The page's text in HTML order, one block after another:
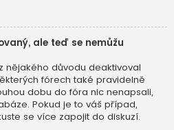
ale teď se nemůžu
nějakého důvodu deaktivoval
fórech také pravidelně
dobu do fóra nic nenapsali,
Pokud je to váš případ,
se více zapojit do diskuzí.